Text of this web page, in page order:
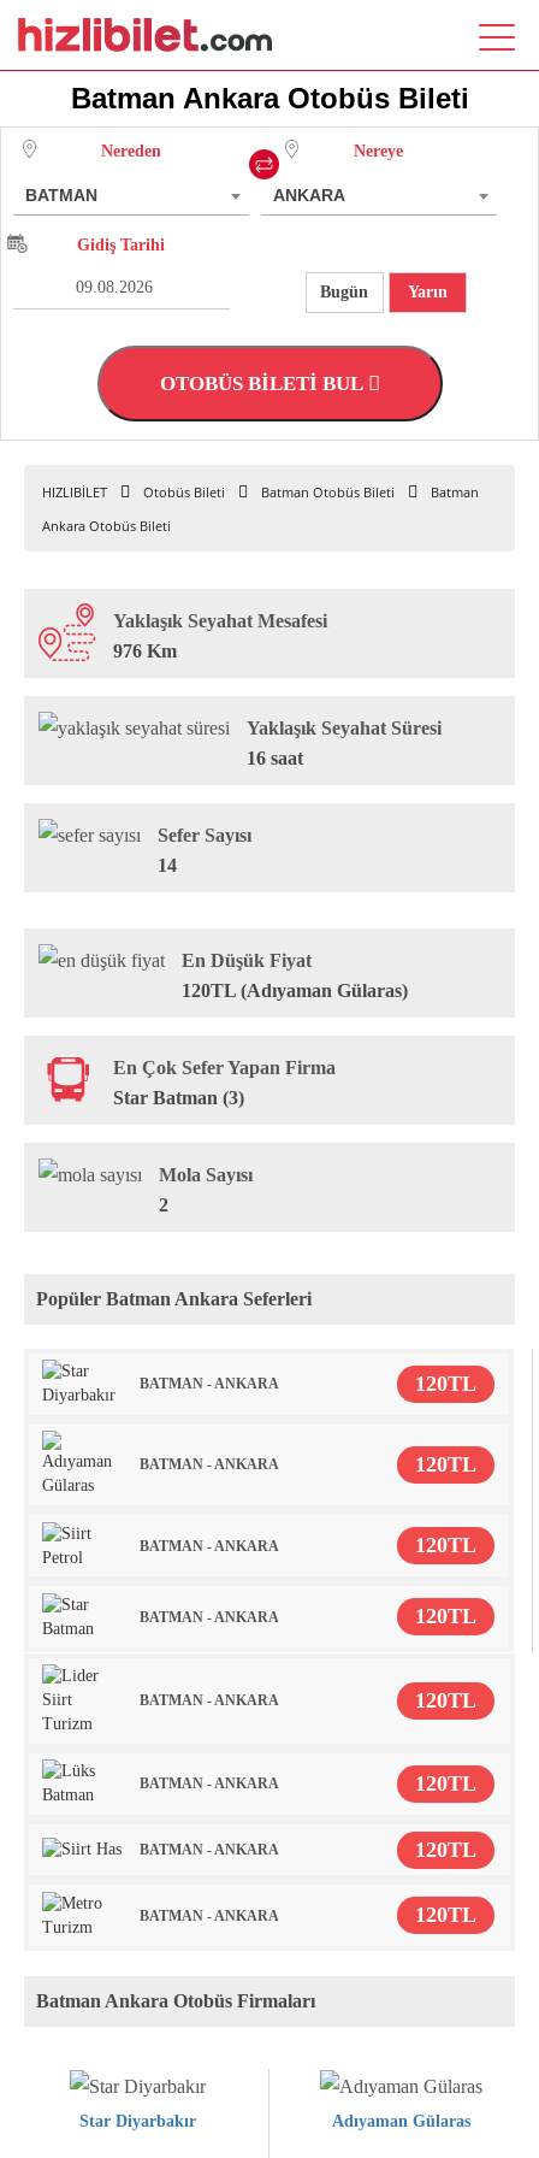
Batman Ankara Otobüs Bileti
Nereden
BATMAN
Nereye
ANKARA
Gidiş Tarihi
Bugün Yarın
OTOBÜS BİLETİ BUL
HIZLIBİLET Otobüs Bileti Batman Otobüs Bileti
Batman
Ankara Otobüs Bileti
Yaklaşık Seyahat Mesafesi
976 Km
Yaklaşık Seyahat Süresi
16 saat
Sefer Sayısı
14
En Düşük Fiyat
120TL (Adıyaman Gülaras)
En Çok Sefer Yapan Firma
Star Batman (3)
Mola Sayısı
2
Popüler Batman Ankara Seferleri
BATMAN - ANKARA 120TL
BATMAN - ANKARA 120TL
BATMAN - ANKARA 120TL
BATMAN - ANKARA 120TL
BATMAN - ANKARA 120TL
BATMAN - ANKARA 120TL
BATMAN - ANKARA 120TL
BATMAN - ANKARA 120TL
Batman Ankara Otobüs Firmaları
Star Diyarbakır Adıyaman Gülaras